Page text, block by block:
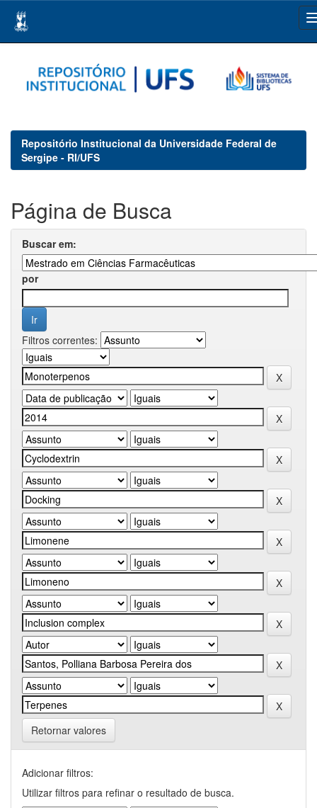
navigation
Repositório Institucional da Universidade Federal de
Sergipe - RI/UFS
Página de Busca
Buscar em:
por
Filtros correntes:
Retornar valores
Adicionar filtros:
Utilizar filtros para refinar o resultado de busca.